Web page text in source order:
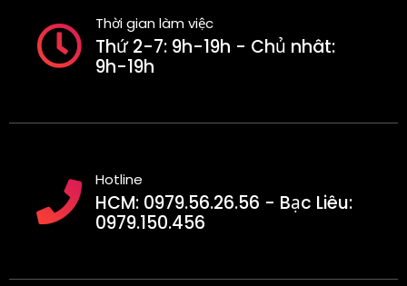
Thời gian làm việc
Thứ 2-7: 9h-19h - Chủ nhât:
9h-19h
Hotline
HCM: 0979.56.26.56 - Bạc Liêu:
0979.150.456